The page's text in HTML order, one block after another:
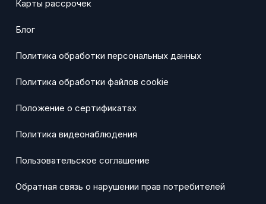
Карты рассрочек
Блог
Политика обработки персональных данных
Политика обработки файлов cookie
Положение о сертификатах
Политика видеонаблюдения
Пользовательское соглашение
Обратная связь о нарушении прав потребителей